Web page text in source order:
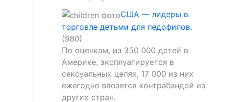
США — лидеры в
торговле детьми для педофилов.
(980)
По оценкам, из 350 000 детей в
Америке, эксплуатируется в
сексуальных целях, 17 000 из них
ежегодно ввозятся контрабандой из
других стран.